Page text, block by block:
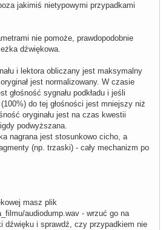
jakimiś nietypowymi przypadkami
nie pomoże, prawdopodobnie
dźwiękowa.
i lektora obliczany jest maksymalny
jest normalizowany. W czasie
głośność sygnału podkładu i jeśli
do tej głośności jest mniejszy niż
oryginału jest na czas kwestii
podwyższana.
nagrana jest stosunkowo cicho, a
(np. trzaski) - cały mechanizm po
masz plik
audiodump.wav - wrzuć go na
dźwięku i sprawdź, czy przypadkiem nie